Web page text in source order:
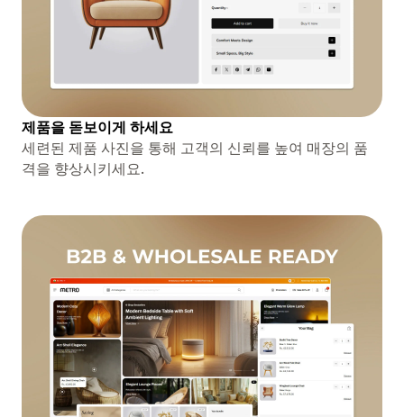
제품을 돋보이게 하세요
세련된 제품 사진을 통해 고객의 신뢰를 높여 매장의 품
격을 향상시키세요.